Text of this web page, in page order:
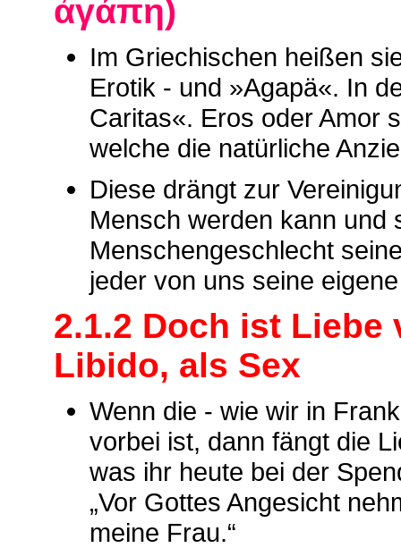
ἀγάπη)
Im Griechischen heißen
Erotik - und »Agapä«. In
Caritas«. Eros oder Amor
welche die natürliche
Diese drängt zur
Mensch werden kann und
Menschengeschlecht
jeder von uns seine
2.1.2 Doch ist Liebe
Libido, als Sex
Wenn die - wie wir in
vorbei ist, dann fängt die
was ihr heute bei der
„Vor Gottes Angesicht
meine Frau.“